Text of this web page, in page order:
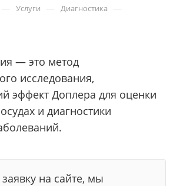
— Услуги — Диагностика —
— это метод
исследования,
эффект Доплера для оценки
и диагностики
на сайте, мы